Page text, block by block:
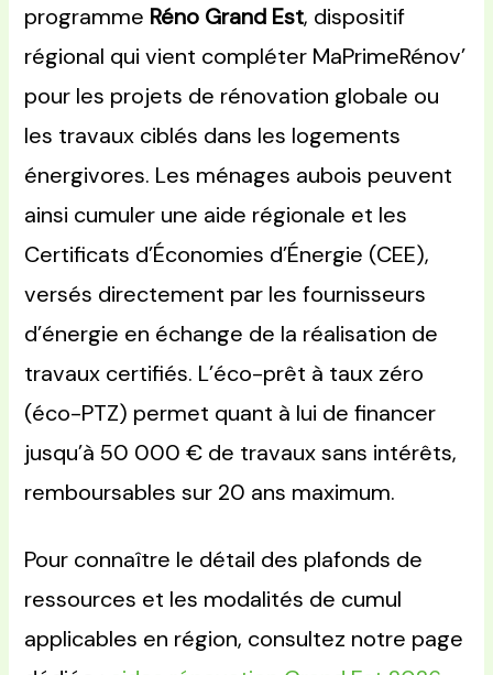
programme Réno Grand Est, dispositif
régional qui vient compléter MaPrimeRénov’
pour les projets de rénovation globale ou
les travaux ciblés dans les logements
énergivores. Les ménages aubois peuvent
ainsi cumuler une aide régionale et les
Certificats d’Économies d’Énergie (CEE),
versés directement par les fournisseurs
d’énergie en échange de la réalisation de
travaux certifiés. L’éco-prêt à taux zéro
(éco-PTZ) permet quant à lui de financer
jusqu’à 50 000 € de travaux sans intérêts,
remboursables sur 20 ans maximum.
Pour connaître le détail des plafonds de
ressources et les modalités de cumul
applicables en région, consultez notre page